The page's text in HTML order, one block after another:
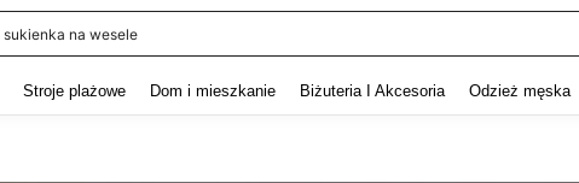
sukienka na wesele
Stroje plażowe Dom i mieszkanie Biżuteria I Akcesoria Odzież męska